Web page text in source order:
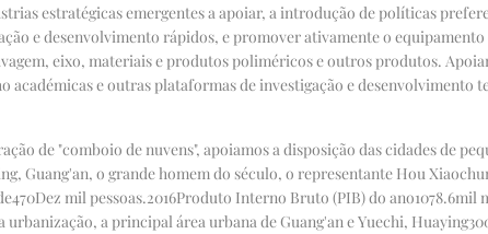
estratégicas emergentes a apoiar, a introdução de políticas
e desenvolvimento rápidos, e promover ativamente o
eixo, materiais e produtos poliméricos e outros produtos.
e outras plataformas de investigação e desenvolvimento
de "comboio de nuvens", apoiamos a disposição das cidades de
Guang'an, o grande homem do século, o representante Hou
470Dez mil pessoas.2016Produto Interno Bruto (PIB) do ano1078.6mil
a principal área urbana de Guang'an e Yuechi, Huaying